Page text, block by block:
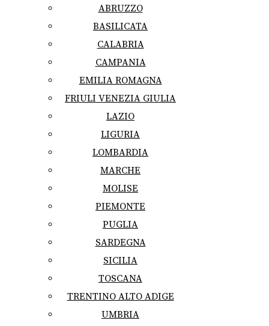
ABRUZZO
BASILICATA
CALABRIA
CAMPANIA
EMILIA ROMAGNA
FRIULI VENEZIA GIULIA
LAZIO
LIGURIA
LOMBARDIA
MARCHE
MOLISE
PIEMONTE
PUGLIA
SARDEGNA
SICILIA
TOSCANA
TRENTINO ALTO ADIGE
UMBRIA